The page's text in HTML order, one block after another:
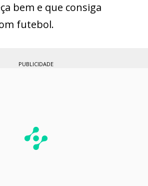
bem e que consiga
futebol.
PUBLICIDADE